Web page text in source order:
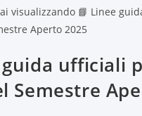
ufficiali
Semestre